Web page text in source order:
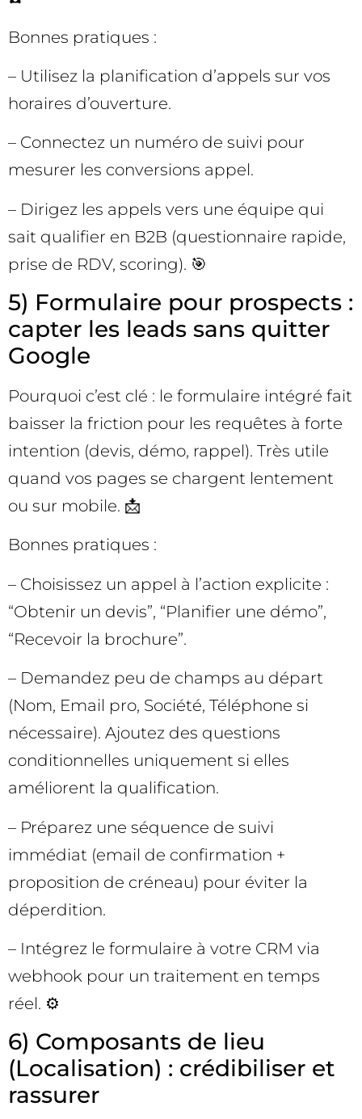
Bonnes pratiques :
– Utilisez la planification d’appels sur vos
horaires d’ouverture.
– Connectez un numéro de suivi pour
mesurer les conversions appel.
– Dirigez les appels vers une équipe qui
sait qualifier en B2B (questionnaire rapide,
prise de RDV, scoring). 🎯
5) Formulaire pour prospects :
capter les leads sans quitter
Google
Pourquoi c’est clé : le formulaire intégré fait
baisser la friction pour les requêtes à forte
intention (devis, démo, rappel). Très utile
quand vos pages se chargent lentement
ou sur mobile. 📩
Bonnes pratiques :
– Choisissez un appel à l’action explicite :
“Obtenir un devis”, “Planifier une démo”,
“Recevoir la brochure”.
– Demandez peu de champs au départ
(Nom, Email pro, Société, Téléphone si
nécessaire). Ajoutez des questions
conditionnelles uniquement si elles
améliorent la qualification.
– Préparez une séquence de suivi
immédiat (email de confirmation +
proposition de créneau) pour éviter la
déperdition.
– Intégrez le formulaire à votre CRM via
webhook pour un traitement en temps
réel. ⚙️
6) Composants de lieu
(Localisation) : crédibiliser et
rassurer